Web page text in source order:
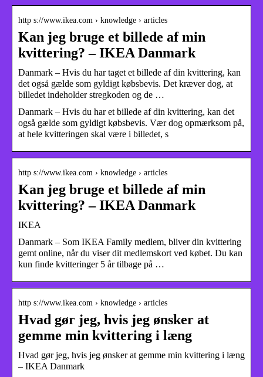
http s://www.ikea.com › knowledge › articles
Kan jeg bruge et billede af min
kvittering? – IKEA Danmark
Danmark – Hvis du har taget et billede af din kvittering, kan
det også gælde som gyldigt købsbevis. Det kræver dog, at
billedet indeholder stregkoden og de …
Danmark – Hvis du har et billede af din kvittering, kan det
også gælde som gyldigt købsbevis. Vær dog opmærksom på,
at hele kvitteringen skal være i billedet, s
http s://www.ikea.com › knowledge › articles
Kan jeg bruge et billede af min
kvittering? – IKEA Danmark
IKEA
Danmark – Som IKEA Family medlem, bliver din kvittering
gemt online, når du viser dit medlemskort ved købet. Du kan
kun finde kvitteringer 5 år tilbage på …
http s://www.ikea.com › knowledge › articles
Hvad gør jeg, hvis jeg ønsker at
gemme min kvittering i læng
Hvad gør jeg, hvis jeg ønsker at gemme min kvittering i læng
– IKEA Danmark